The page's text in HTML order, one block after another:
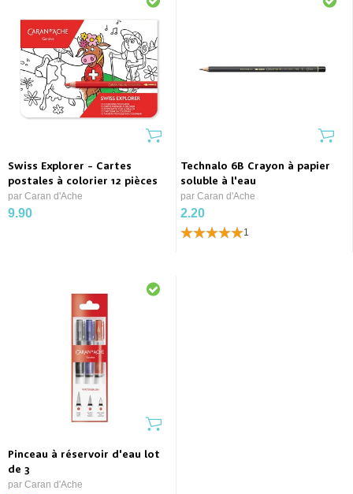
Swiss Explorer - Cartes
postales à colorier 12 pièces
par Caran d'Ache
9.90
Technalo 6B Crayon à papier
soluble à l'eau
par Caran d'Ache
2.20
1
Pinceau à réservoir d'eau lot
de 3
par Caran d'Ache